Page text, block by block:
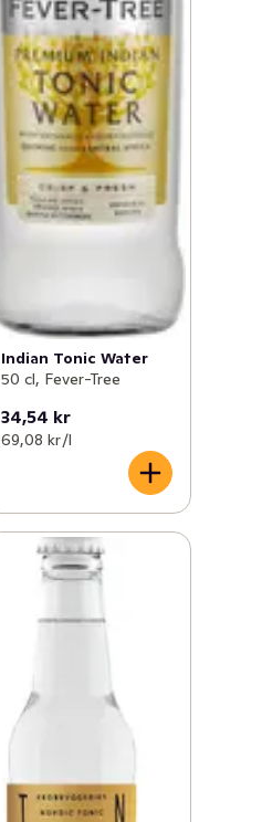
Indian Tonic Water
50 cl, Fever-Tree
34,54 kr
69,08 kr /l